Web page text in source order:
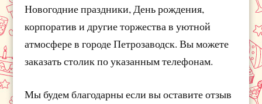
Новогодние праздники, День рождения,
корпоратив и другие торжества в уютной
атмосфере в городе Петрозаводск. Вы можете
заказать столик по указанным телефонам.
Мы будем благодарны если вы оставите отзыв